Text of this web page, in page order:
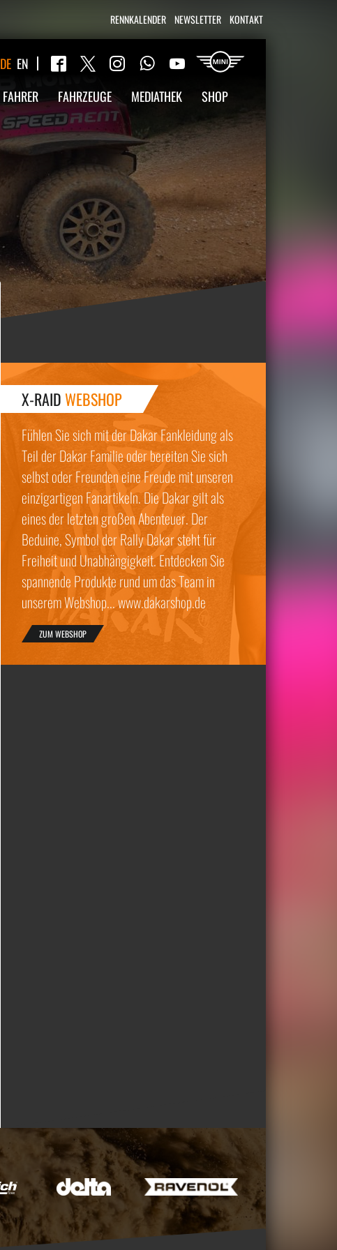
RENNKALENDER NEWSLETTER KONTAKT
FAHRER FAHRZEUGE MEDIATHEK SHOP
DE EN Facebook
Twitter Instagram
WhatsApp YouTube
X-RAIDWEBSHOP
Fühlen Sie sich mit der Dakar Fankleidung als
Teil der Dakar Familie oder bereiten Sie sich
selbst oder Freunden eine Freude mit unseren
einzigartigen Fanartikeln. Die Dakar gilt als
eines der letzten großen Abenteuer. Der
Beduine, Symbol der Rally Dakar steht für
Freiheit und Unabhängigkeit. Entdecken Sie
spannende Produkte rund um das Team in
unserem Webshop... www.dakarshop.de
ZUM WEBSHOP